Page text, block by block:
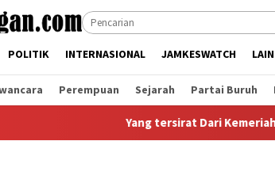
POLITIK INTERNASIONAL JAMKESWATCH
Perempuan Sejarah Partai Buruh
Yang tersirat Dari Kemeriahan HUT FSPMI